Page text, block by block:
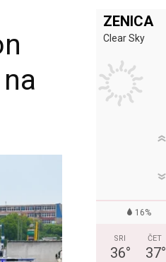
ZENICA
Clear Sky
16%
SRI
36°
ČET
37°